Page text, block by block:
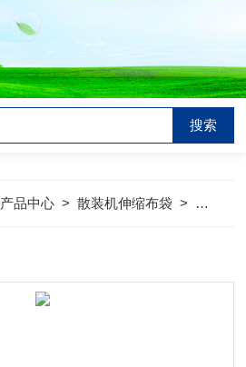
产品中心 >散装机伸缩布袋 > 颗粒粉